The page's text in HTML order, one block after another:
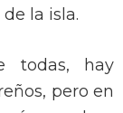
la isla.
todas, hay
pero en